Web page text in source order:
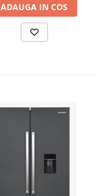
ADAUGA IN COS